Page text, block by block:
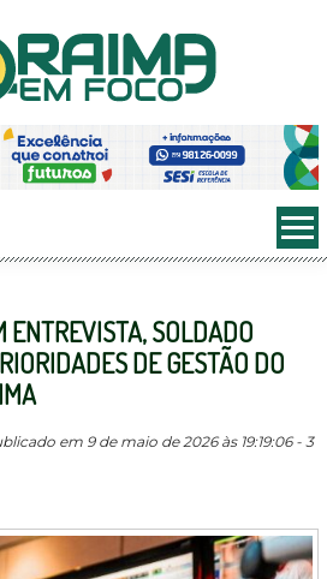
ENTREVISTA, SOLDADO
DE GESTÃO DO
em 9 de maio de 2026 às 19:19:06 - 3